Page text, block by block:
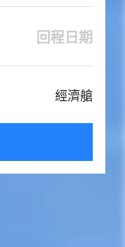
回程日期
經濟艙